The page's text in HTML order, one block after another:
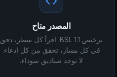
المصدر متاح
ترخيص BSL 1.1. اقرأ كل سطر، دقق
في كل مسار، تحقق من كل ادعاء.
لا توجد صناديق سوداء.